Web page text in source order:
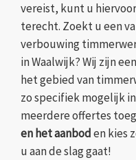
vereist, kunt u
terecht. Zoekt u een
verbouwing
in Waalwijk? Wij zijn
het gebied van
zo specifiek mogelijk
meerdere offertes
en het aanboden kies
u aan de slag gaat!